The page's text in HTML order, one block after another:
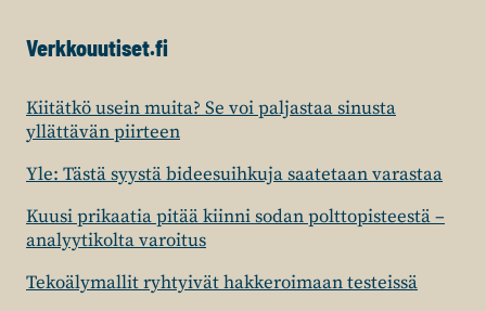
Verkkouutiset.fi
Kiitätkö usein muita? Se voi paljastaa sinusta
yllättävän piirteen
Yle: Tästä syystä bideesuihkuja saatetaan varastaa
Kuusi prikaatia pitää kiinni sodan polttopisteestä –
analyytikolta varoitus
Tekoälymallit ryhtyivät hakkeroimaan testeissä